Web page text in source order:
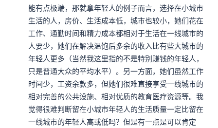
能有点极端，那就拿年轻人的例子而言，选择在小城市
生活的人，房价、生活成本低，城市也较小，她们花在
工作、通勤时间和精力成本都相对于生活在一线城市的
人要少，她们在解决温饱后多余的收入比有些大城市的
年轻人更多（当然我这里指的不是特别赚钱的年轻人，
只是普通大众的平均水平）。另一方面，她们虽然工作
时间少，工资余款多，但她们很难直接享受一线城市的
相对完善的公共设施、相对优质的教育医疗资源等。我
觉得很难判断留在小城市年轻人的生活质量一定比留在
一线城市的年轻人高或低吗？但是有一点是可以肯定